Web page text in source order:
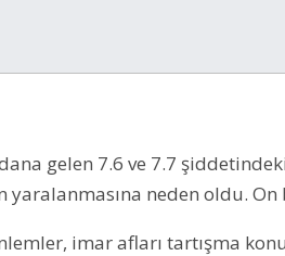
gelen 7.6 ve 7.7
yaralanmasına neden oldu.
imar afları tartışma